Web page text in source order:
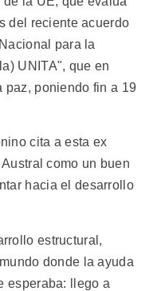
del reciente acuerdo
para la
UNITA", que en
paz, poniendo fin a 19
cita a esta ex
como un buen
hacia el desarrollo
estructural,
donde la ayuda
esperaba: llego a